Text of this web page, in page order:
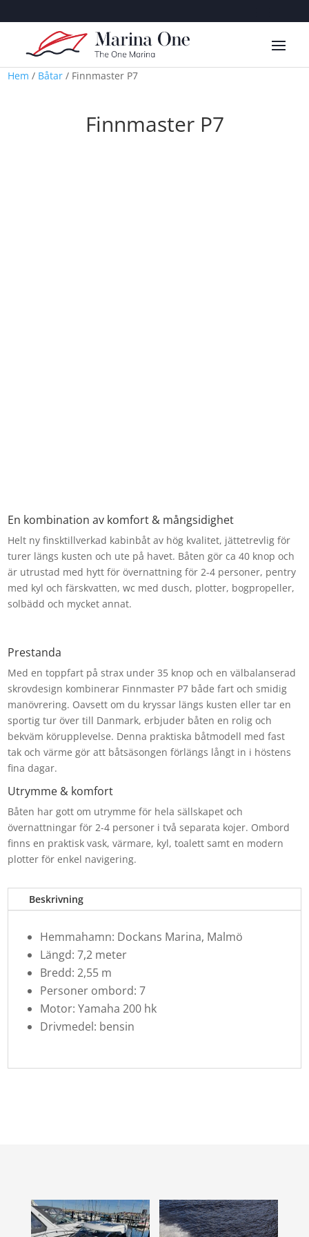
Hem / Båtar / Finnmaster P7
Finnmaster P7
En kombination av komfort & mångsidighet
Helt ny finsktillverkad kabinbåt av hög kvalitet, jättetrevlig för
turer längs kusten och ute på havet. Båten gör ca 40 knop och
är utrustad med hytt för övernattning för 2-4 personer, pentry
med kyl och färskvatten, wc med dusch, plotter, bogpropeller,
solbädd och mycket annat.
Prestanda
Med en toppfart på strax under 35 knop och en välbalanserad
skrovdesign kombinerar Finnmaster P7 både fart och smidig
manövrering. Oavsett om du kryssar längs kusten eller tar en
sportig tur över till Danmark, erbjuder båten en rolig och
bekväm körupplevelse. Denna praktiska båtmodell med fast
tak och värme gör att båtsäsongen förlängs långt in i höstens
fina dagar.
Utrymme & komfort
Båten har gott om utrymme för hela sällskapet och
övernattningar för 2-4 personer i två separata kojer. Ombord
finns en praktisk vask, värmare, kyl, toalett samt en modern
plotter för enkel navigering.
Beskrivning
Hemmahamn: Dockans Marina, Malmö
Längd: 7,2 meter
Bredd: 2,55 m
Personer ombord: 7
Motor: Yamaha 200 hk
Drivmedel: bensin